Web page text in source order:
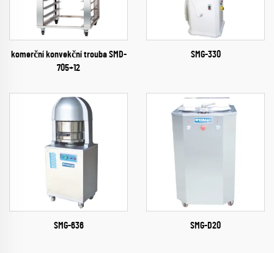
komerční konvekční trouba SMD-
705+12
SMG-330
SMG-636 SMG-D20